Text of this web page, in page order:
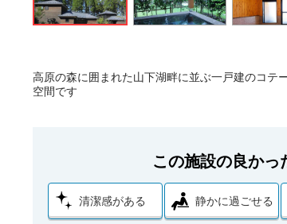
高原の森に囲まれた山下湖畔に並ぶ一戸建のコテ
空間です
この施設の良かっ
清潔感がある 静かに過ごせる